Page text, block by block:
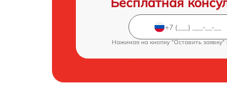
Нажимая на кнопку "Оставить